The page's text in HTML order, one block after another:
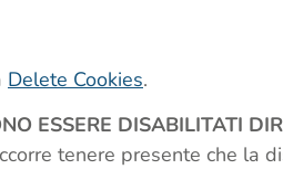
Delete Cookies.
ESSERE DISABILITATI
tenere presente che